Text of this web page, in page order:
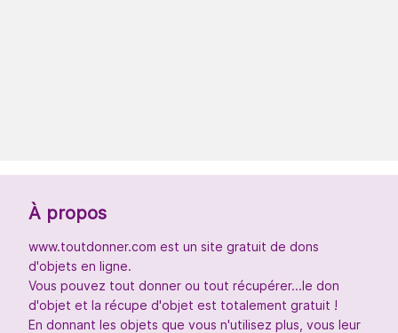
À propos
www.toutdonner.com est un site gratuit de dons
d'objets en ligne.
Vous pouvez tout donner ou tout récupérer...le don
d'objet et la récupe d'objet est totalement gratuit !
En donnant les objets que vous n'utilisez plus, vous leur